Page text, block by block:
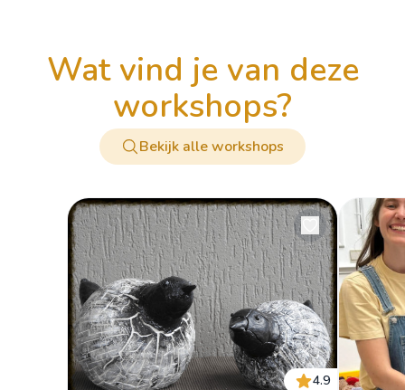
wat vind je van deze
workshops?
Bekijk alle workshops
4.9